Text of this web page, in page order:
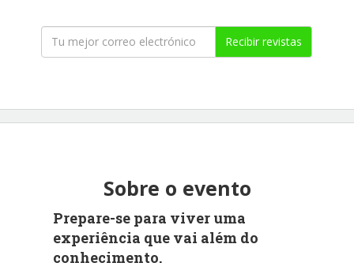
Recibir revistas
Sobre o evento
Prepare-se para viver uma
experiência que vai além do
conhecimento.